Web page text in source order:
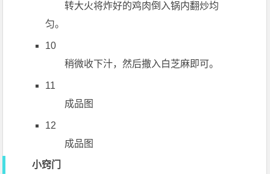
转大火将炸好的鸡肉倒入锅内翻炒均
匀。
10
稍微收下汁，然后撒入白芝麻即可。
11
成品图
12
成品图
小窍门